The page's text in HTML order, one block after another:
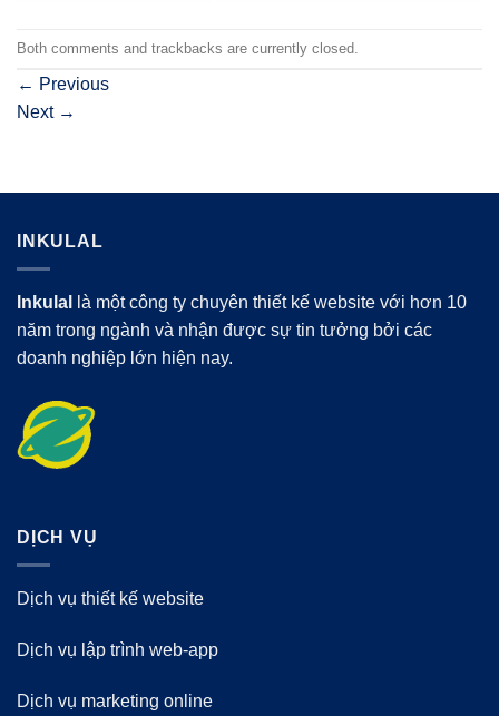
Both comments and trackbacks are currently closed.
← Previous
Next →
INKULAL
Inkulal
là một công ty chuyên thiết kế website với hơn 10
năm trong ngành và nhận được sự tin tưởng bởi các
doanh nghiệp lớn hiện nay.
DỊCH VỤ
Dịch vụ thiết kế website
Dịch vụ lập trình web-app
Dịch vụ marketing online